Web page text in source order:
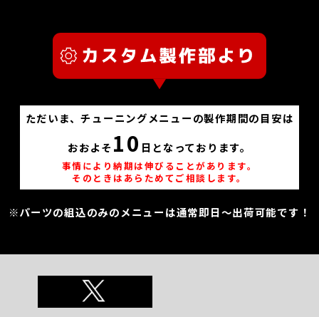
ただいま、チューニングメニューの製作期間の目安は
おおよそ 10 日となっております。
事情により納期は伸びることがあります。
そのときはあらためてご相談します。
※パーツの組込のみのメニューは通常即日～出荷可能です！